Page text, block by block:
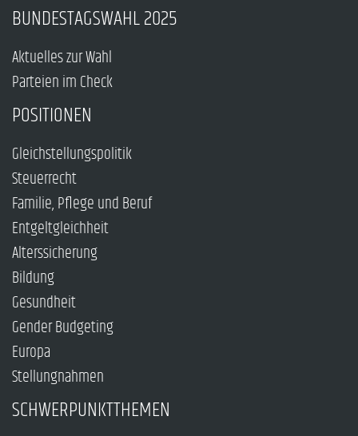
BUNDESTAGSWAHL 2025
Aktuelles zur Wahl
Parteien im Check
POSITIONEN
Gleichstellungspolitik
Steuerrecht
Familie, Pflege und Beruf
Entgeltgleichheit
Alterssicherung
Bildung
Gesundheit
Gender Budgeting
Europa
Stellungnahmen
SCHWERPUNKTTHEMEN